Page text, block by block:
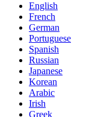
English
French
German
Portuguese
Spanish
Russian
Japanese
Korean
Arabic
Irish
Greek